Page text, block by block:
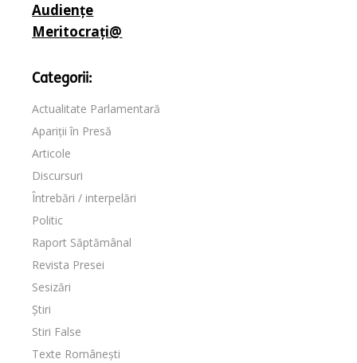
Audiențe
Meritocrați@
Categorii:
Actualitate Parlamentară
Apariții în Presă
Articole
Discursuri
Întrebări / interpelări
Politic
Raport Săptămânal
Revista Presei
Sesizări
Știri
Stiri False
Texte Românești